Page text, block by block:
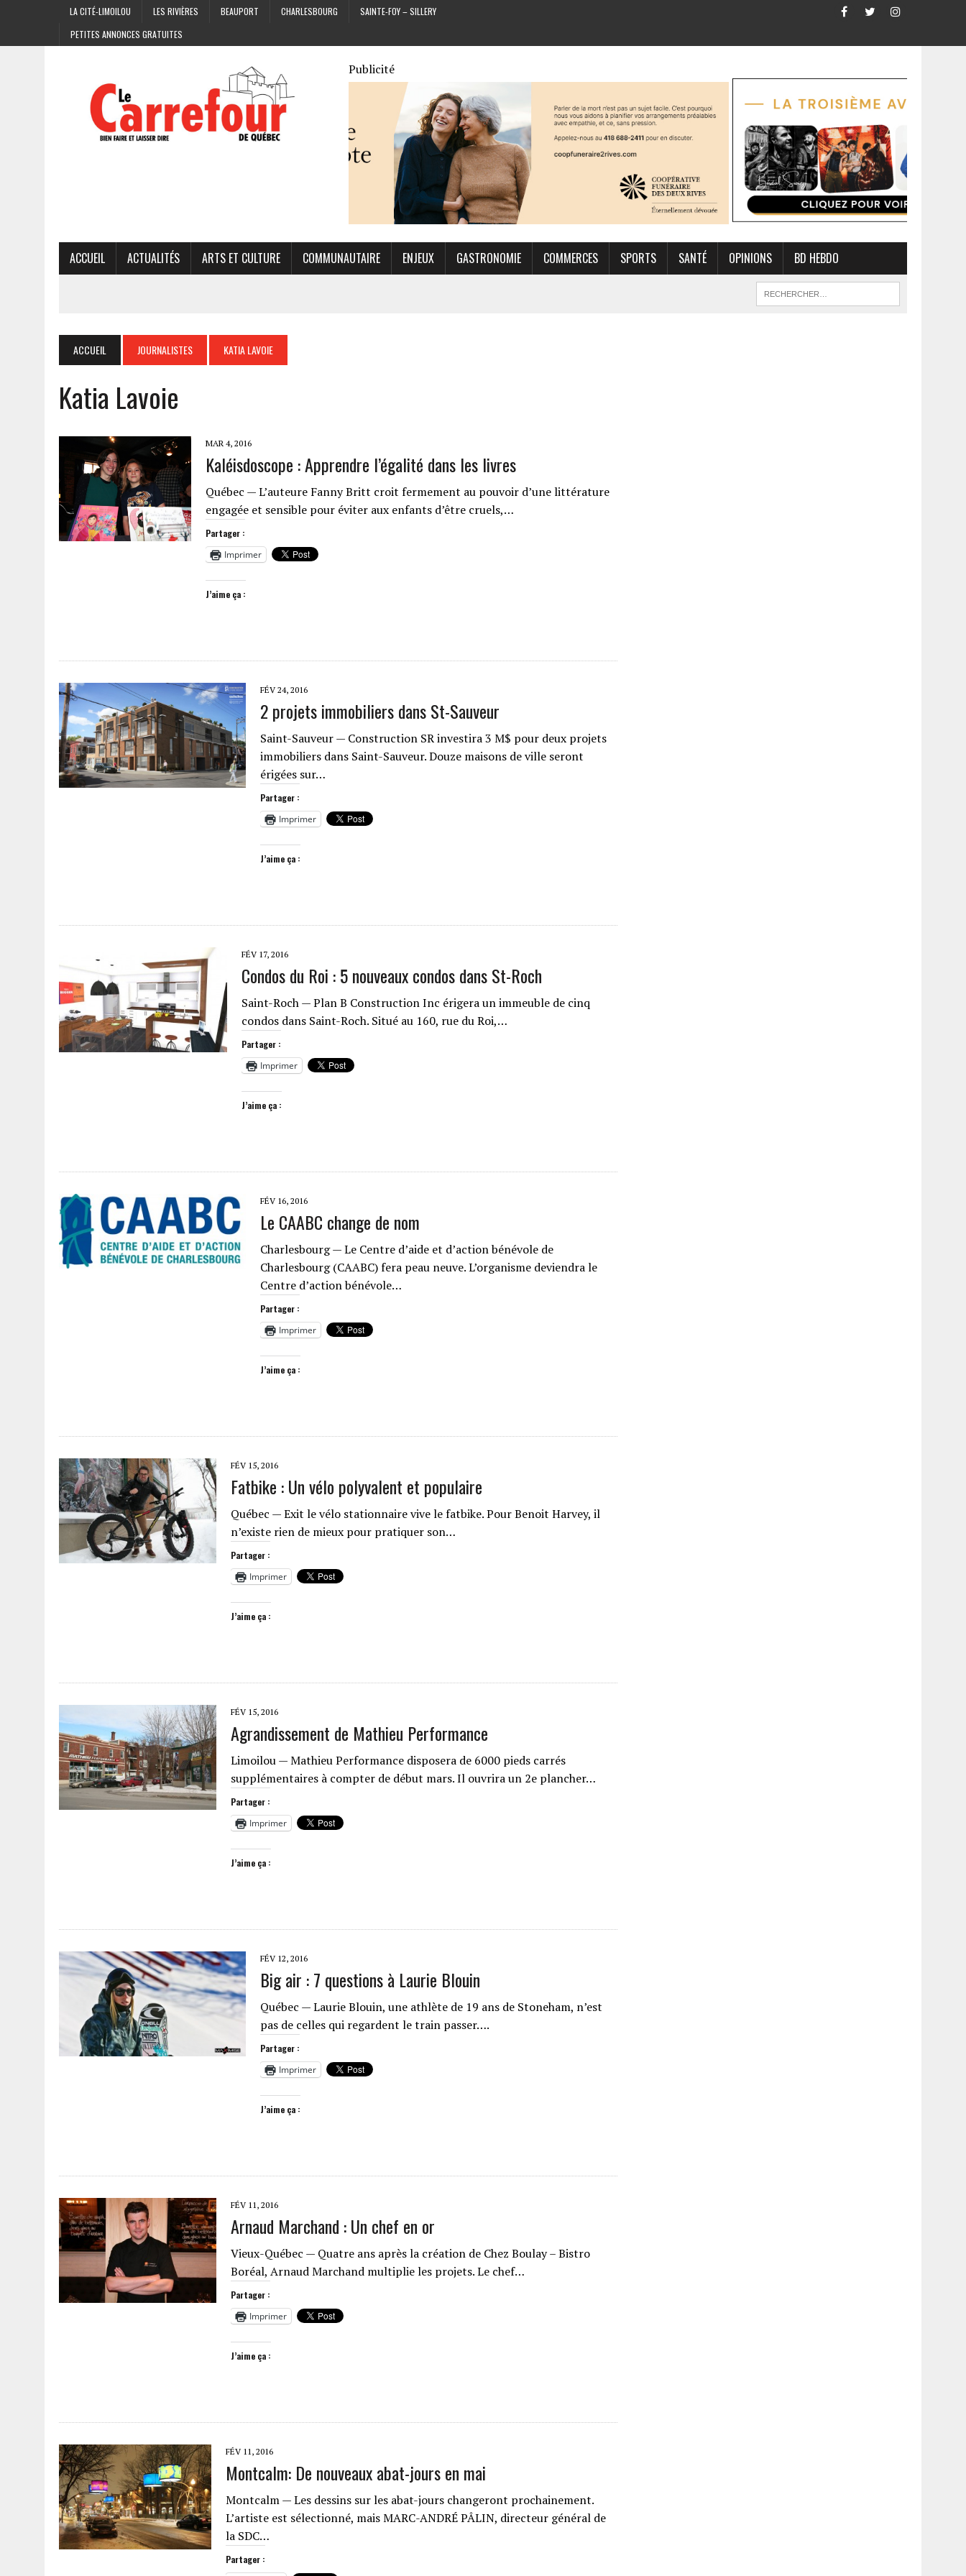
LA CITÉ-LIMOILOU LES RIVIÈRES BEAUPORT CHARLESBOURG
SAINTE-FOY – SILLERY
PETITES ANNONCES GRATUITES
Publicité
ACCUEIL ACTUALITÉS ARTS ET CULTURE COMMUNAUTAIRE ENJEUX GASTRONOMIE COMMERCES SPORTS SANTÉ OPINIONS BD HEBDO
ACCUEIL JOURNALISTES KATIA LAVOIE
Katia Lavoie
MAR 4, 2016
Kaléisdoscope : Apprendre l’égalité dans les livres
Québec — L’auteure Fanny Britt croit fermement au pouvoir d’une littérature
engagée et sensible pour éviter aux enfants d’être cruels,…
Partager :
Imprimer
J’aime ça :
FÉV 24, 2016
2 projets immobiliers dans St-Sauveur
Saint-Sauveur — Construction SR investira 3 M$ pour deux projets
immobiliers dans Saint-Sauveur. Douze maisons de ville seront
érigées sur…
Partager :
Imprimer
J’aime ça :
FÉV 17, 2016
Condos du Roi : 5 nouveaux condos dans St-Roch
Saint-Roch — Plan B Construction Inc érigera un immeuble de cinq
condos dans Saint-Roch. Situé au 160, rue du Roi,…
Partager :
Imprimer
J’aime ça :
FÉV 16, 2016
Le CAABC change de nom
Charlesbourg — Le Centre d’aide et d’action bénévole de
Charlesbourg (CAABC) fera peau neuve. L’organisme deviendra le
Centre d’action bénévole…
Partager :
Imprimer
J’aime ça :
FÉV 15, 2016
Fatbike : Un vélo polyvalent et populaire
Québec — Exit le vélo stationnaire vive le fatbike. Pour Benoit Harvey, il
n’existe rien de mieux pour pratiquer son…
Partager :
Imprimer
J’aime ça :
FÉV 15, 2016
Agrandissement de Mathieu Performance
Limoilou — Mathieu Performance disposera de 6000 pieds carrés
supplémentaires à compter de début mars. Il ouvrira un 2e plancher…
Partager :
Imprimer
J’aime ça :
FÉV 12, 2016
Big air : 7 questions à Laurie Blouin
Québec — Laurie Blouin, une athlète de 19 ans de Stoneham, n’est
pas de celles qui regardent le train passer….
Partager :
Imprimer
J’aime ça :
FÉV 11, 2016
Arnaud Marchand : Un chef en or
Vieux-Québec — Quatre ans après la création de Chez Boulay – Bistro
Boréal, Arnaud Marchand multiplie les projets. Le chef…
Partager :
Imprimer
J’aime ça :
FÉV 11, 2016
Montcalm: De nouveaux abat-jours en mai
Montcalm — Les dessins sur les abat-jours changeront prochainement.
L’artiste est sélectionné, mais MARC-ANDRÉ PÂLIN, directeur général de
la SDC…
Partager :